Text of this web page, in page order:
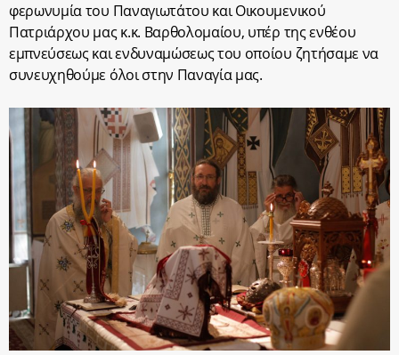
φερωνυμία του Παναγιωτάτου και Οικουμενικού
Πατριάρχου μας κ.κ. Βαρθολομαίου, υπέρ της ενθέου
εμπνεύσεως και ενδυναμώσεως του οποίου ζητήσαμε να
συνευχηθούμε όλοι στην Παναγία μας.